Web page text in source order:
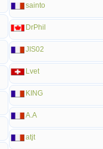
sainto
DrPhil
JIS02
Lvet
KING
A.A
atjt